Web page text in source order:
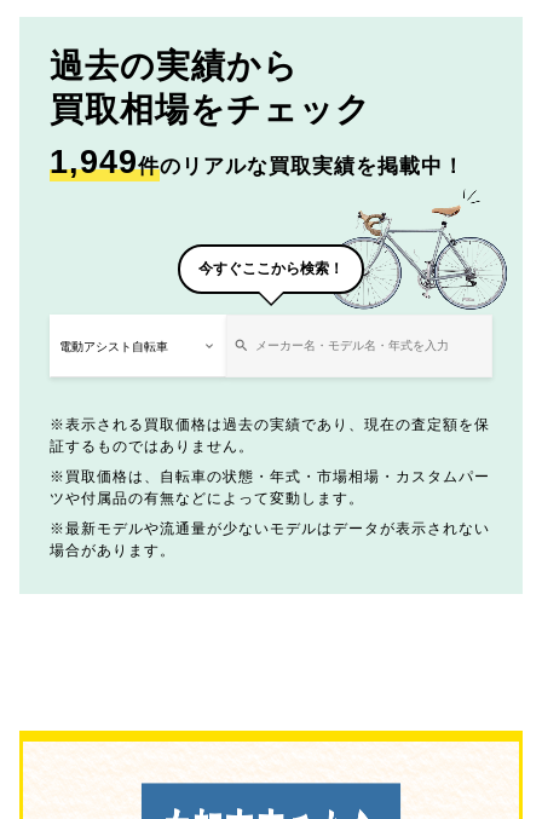
過去の実績から
買取相場をチェック
1,949件のリアルな買取実績を掲載中！
今すぐここから検索！
表示される買取価格は過去の実績であり、現在の査定額を保
証するものではありません。
買取価格は、自転車の状態・年式・市場相場・カスタムパー
ツや付属品の有無などによって変動します。
最新モデルや流通量が少ないモデルはデータが表示されない
場合があります。